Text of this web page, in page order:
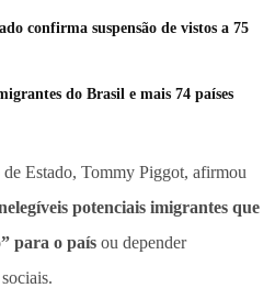
confirma suspensão de vistos a 75
do Brasil e mais 74 países
Estado, Tommy Piggot, afirmou
potenciais imigrantes que
para o país ou depender